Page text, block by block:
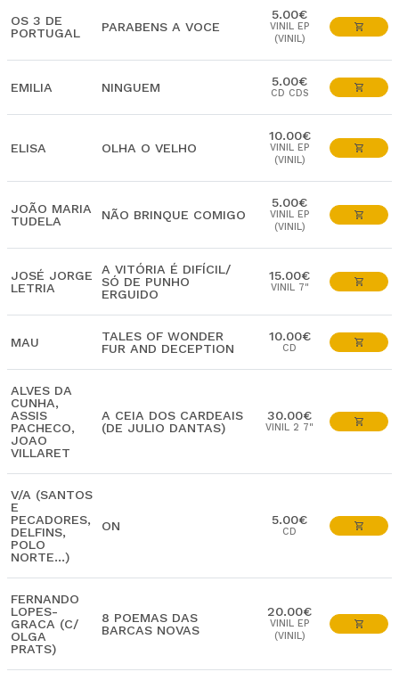
OS 3 DE
PORTUGAL
PARABENS A VOCE
5.00€
VINIL EP
(VINIL)
EMILIA NINGUEM 5.00€
CD CDS
ELISA OLHA O VELHO
10.00€
VINIL EP
(VINIL)
JOÃO MARIA
TUDELA
NÃO BRINQUE COMIGO
5.00€
VINIL EP
(VINIL)
JOSÉ JORGE
LETRIA
A VITÓRIA É DIFÍCIL/
SÓ DE PUNHO
ERGUIDO
15.00€
VINIL 7"
MAU
TALES OF WONDER
FUR AND DECEPTION
10.00€
CD
ALVES DA
CUNHA,
ASSIS
PACHECO,
JOAO
VILLARET
A CEIA DOS CARDEAIS
(DE JULIO DANTAS)
30.00€
VINIL 2 7"
V/A (SANTOS
E
PECADORES,
DELFINS,
POLO
NORTE...)
ON 5.00€
CD
FERNANDO
LOPES-
GRACA (C/
OLGA
PRATS)
8 POEMAS DAS
BARCAS NOVAS
20.00€
VINIL EP
(VINIL)